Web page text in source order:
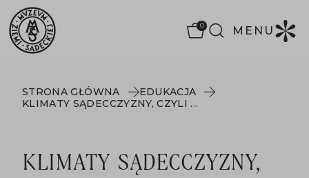
0 MENU
STRONA GŁÓWNA
EDUKACJA
KLIMATY SĄDECCZYZNY, CZYLI PODARUJEMY WAM PAMIĄTKĘ – WARSZTATY WZORNICTWA Z POMYSŁEM NA WYKONANIE PAMIĄTKI REGIONALNEJ
KLIMATY SĄDECCZYZNY,